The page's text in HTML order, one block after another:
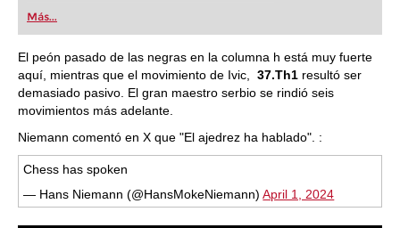
Más...
El peón pasado de las negras en la columna h está muy fuerte
aquí, mientras que el movimiento de Ivic, 37.Th1 resultó ser
demasiado pasivo. El gran maestro serbio se rindió seis
movimientos más adelante.
Niemann comentó en X que "El ajedrez ha hablado". :
Chess has spoken
— Hans Niemann (@HansMokeNiemann)April 1, 2024